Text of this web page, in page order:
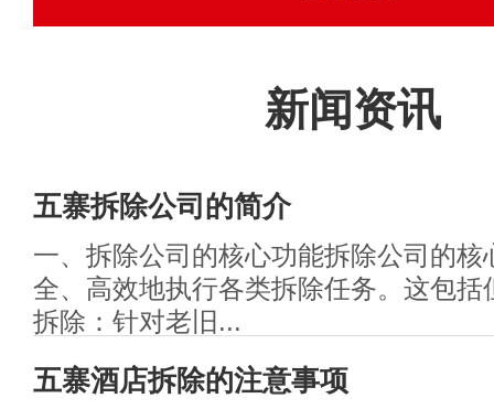
新闻资讯
五寨拆除公司的简介
一、拆除公司的核心功能拆除公司的核
全、高效地执行各类拆除任务。这包括
拆除：针对老旧...
五寨酒店拆除的注意事项